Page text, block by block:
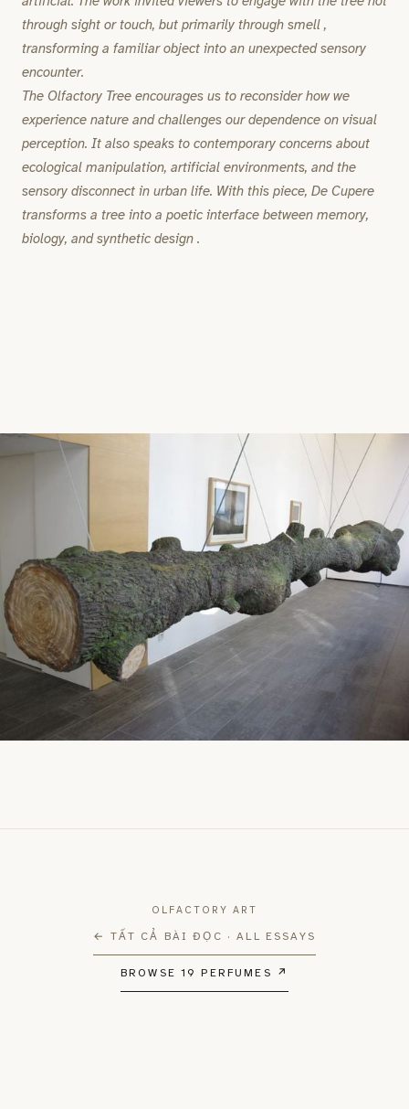
through sight or touch, but primarily through smell ,
transforming a familiar object into an unexpected sensory
encounter.
The Olfactory Tree encourages us to reconsider how we
experience nature and challenges our dependence on visual
perception. It also speaks to contemporary concerns about
ecological manipulation, artificial environments, and the
sensory disconnect in urban life. With this piece, De Cupere
transforms a tree into a poetic interface between memory,
biology, and synthetic design .
OLFACTORY ART
← TẤT CẢ BÀI ĐỌC · ALL ESSAYS
BROWSE 19 PERFUMES ↗